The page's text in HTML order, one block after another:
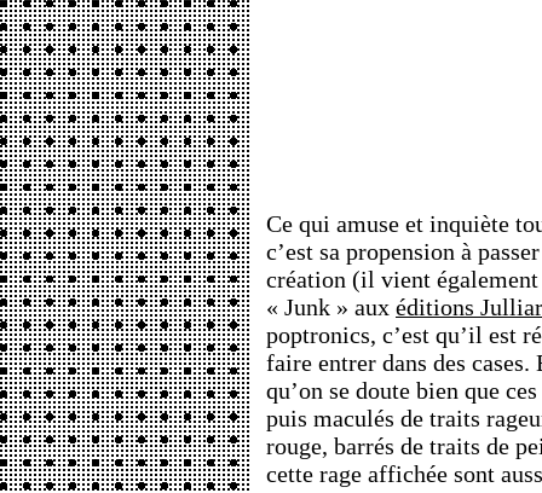
Ce qui amuse et inquiète
c’est sa propension à
création (il vient
« Junk » aux éditions
poptronics, c’est qu’il est
faire entrer dans des
qu’on se doute bien que
puis maculés de traits
rouge, barrés de traits de
cette rage affichée sont